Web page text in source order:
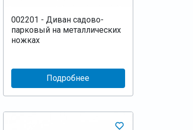
002201 - Диван садово-
парковый на металлических
ножках
Подробнее